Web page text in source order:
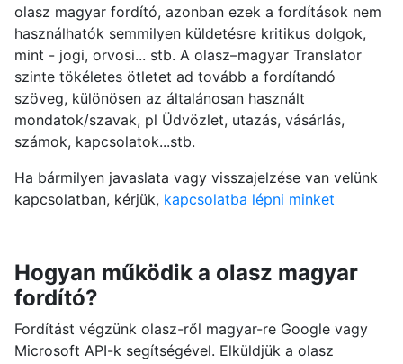
olasz magyar fordító, azonban ezek a fordítások nem
használhatók semmilyen küldetésre kritikus dolgok,
mint - jogi, orvosi... stb. A olasz–magyar Translator
szinte tökéletes ötletet ad tovább a fordítandó
szöveg, különösen az általánosan használt
mondatok/szavak, pl Üdvözlet, utazás, vásárlás,
számok, kapcsolatok...stb.
Ha bármilyen javaslata vagy visszajelzése van velünk
kapcsolatban, kérjük, kapcsolatba lépni minket
Hogyan működik a olasz magyar
fordító?
Fordítást végzünk olasz-ről magyar-re Google vagy
Microsoft API-k segítségével. Elküldjük a olasz